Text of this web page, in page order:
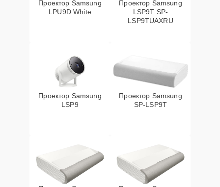
Проектор Samsung
LPU9D White
Проектор Samsung
LSP9T SP-
LSP9TUAXRU
Проектор Samsung
LSP9
Проектор Samsung
SP-LSP9T